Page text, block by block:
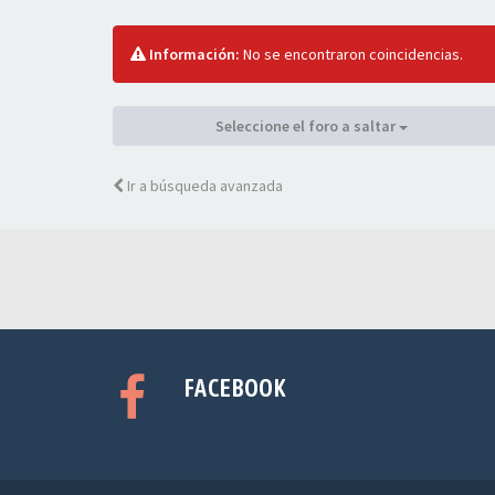
Información: No se encontraron coincidencias.
Seleccione el foro a saltar
Ir a búsqueda avanzada
FACEBOOK